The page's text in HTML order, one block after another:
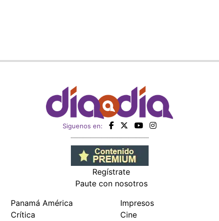
Siguenos en:
Regístrate
Paute con nosotros
Panamá América
Crítica
Impresos
Cine